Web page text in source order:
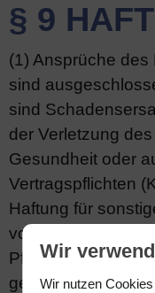
Wir
Wir nutzen
§ 9
(1) Ansprüche
sind
sind
der Verletzung
Gesundheit oder
Vertragspflichten
Haftung für
vorsätzlichen oder
Pflichtverletzung
gesetzlichen